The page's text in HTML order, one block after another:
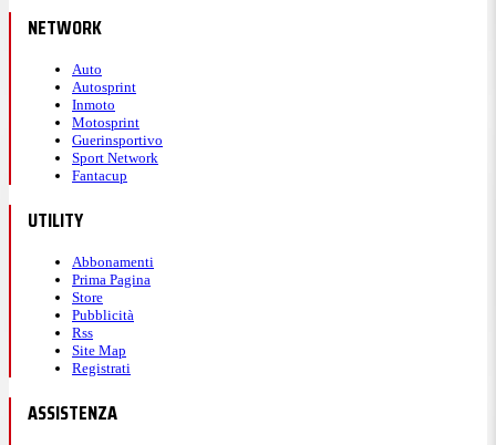
NETWORK
Auto
Autosprint
Inmoto
Motosprint
Guerinsportivo
Sport Network
Fantacup
UTILITY
Abbonamenti
Prima Pagina
Store
Pubblicità
Rss
Site Map
Registrati
ASSISTENZA